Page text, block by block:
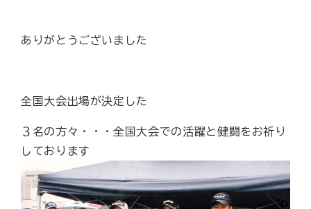
ありがとうございました
全国大会出場が決定した
３名の方々・・・全国大会での活躍と健闘をお祈り
しております